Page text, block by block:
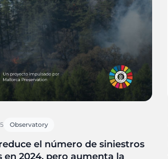
Observatory
el número de siniestros
en 2024, pero aumenta la